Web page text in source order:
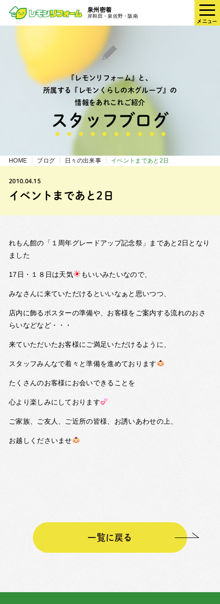
泉州密着
岸和田・泉佐野・阪南
メニュー
『レモンリフォーム』と、
所属する『レモンくらしの木グループ』の
情報をあれこれご紹介
スタッフブログ
HOME ブログ 日々の出来事 イベントまであと2日
2010.04.15
イベントまであと2日
れもん館の「１周年グレードアップ記念祭」まであと2日となり
ました
17日・１８日は天気 もいいみたいなので、
みなさんに来ていただけるといいなぁと思いつつ、
店内に飾るポスターの準備や、お客様をご案内する流れのおさ
らいなどなど・・・
来ていただいたお客様にご満足いただけるように、
スタッフみんなで着々と準備を進めております
たくさんのお客様にお会いできることを
心より楽しみにしております
ご家族、ご友人、ご近所の皆様、お誘いあわせの上、
お越しくださいませ
一覧に戻る